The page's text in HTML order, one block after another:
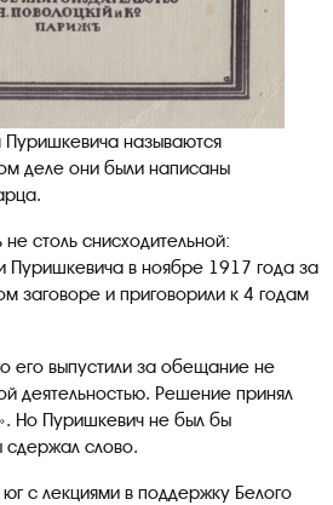
Пуришкевича называются
деле они были написаны
столь снисходительной:
Пуришкевича в ноябре 1917 года за
заговоре и приговорили к 4 годам
его выпустили за обещание не
деятельностью. Решение принял
Но Пуришкевич не был бы
слово.
с лекциями в поддержку Белого